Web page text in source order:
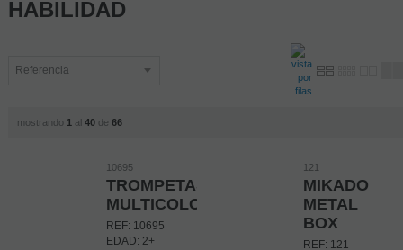
HABILIDAD
mostrando 1 al 40de 66
10695
TROMPETAS
MULTICOLOR
REF: 10695
EDAD: 2+
121
MIKADO
METAL
BOX
REF: 121